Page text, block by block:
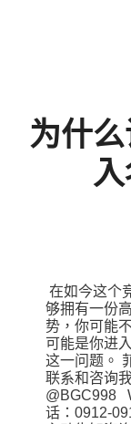
为什
在如今这个
够拥有一份
势，你可能
可能是你进
这一问题。
联系和咨询
@BGC998
话：0912-